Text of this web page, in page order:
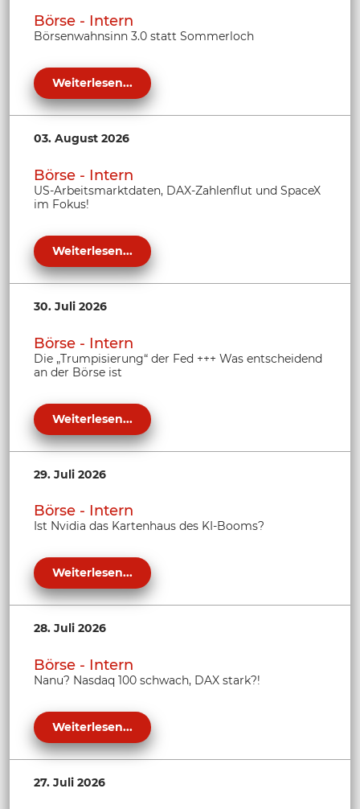
Börse - Intern
Börsenwahnsinn 3.0 statt Sommerloch
Weiterlesen...
03. August 2026
Börse - Intern
US-Arbeitsmarktdaten, DAX-Zahlenflut und SpaceX
im Fokus!
Weiterlesen...
30. Juli 2026
Börse - Intern
Die „Trumpisierung“ der Fed +++ Was entscheidend
an der Börse ist
Weiterlesen...
29. Juli 2026
Börse - Intern
Ist Nvidia das Kartenhaus des KI-Booms?
Weiterlesen...
28. Juli 2026
Börse - Intern
Nanu? Nasdaq 100 schwach, DAX stark?!
Weiterlesen...
27. Juli 2026